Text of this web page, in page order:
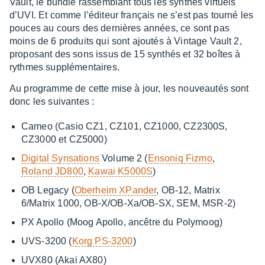
Vault, le bundle rassem­blant tous les synthés virtuels
d’UVI. Et comme l’édi­teur français ne s’est pas tourné les
pouces au cours des dernières années, ce sont pas
moins de 6 produits qui sont ajou­tés à Vintage Vault 2,
propo­sant des sons issus de 15 synthés et 32 boîtes à
rythmes supplé­men­taires.
Au programme de cette mise à jour, les nouveau­tés sont
donc les suivantes :
Cameo (Casio CZ1, CZ101, CZ1000, CZ2300S,
CZ3000 et CZ5000)
Digi­tal Synsa­tionsVolume 2 (Enso­niq Fizmo,
Roland JD800, Kawai K5000S)
OB Legacy (Oberheim XPan­der, OB-12, Matrix
6/Matrix 1000, OB-X/OB-Xa/OB-SX, SEM, MSR-2)
PX Apollo (Moog Apollo, ancêtre du Poly­moog)
UVS-3200 (Korg PS-3200)
UVX80 (Akai AX80)